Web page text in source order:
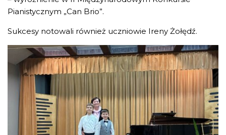
Pianistycznym „Can Brio”.
Sukcesy notowali również uczniowie Ireny Żołędź.